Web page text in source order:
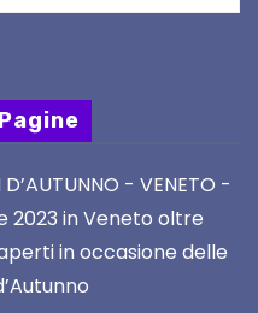
- VENETO -
2023 in Veneto oltre
in occasione delle